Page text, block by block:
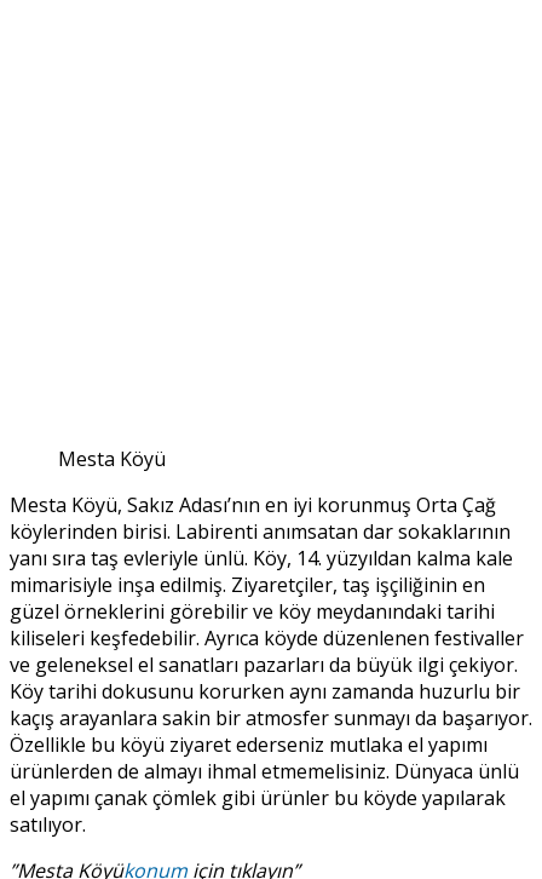
Mesta Köyü
Mesta Köyü, Sakız Adası’nın en iyi korunmuş Orta Çağ
köylerinden birisi. Labirenti anımsatan dar sokaklarının
yanı sıra taş evleriyle ünlü. Köy, 14. yüzyıldan kalma kale
mimarisiyle inşa edilmiş. Ziyaretçiler, taş işçiliğinin en
güzel örneklerini görebilir ve köy meydanındaki tarihi
kiliseleri keşfedebilir. Ayrıca köyde düzenlenen festivaller
ve geleneksel el sanatları pazarları da büyük ilgi çekiyor.
Köy tarihi dokusunu korurken aynı zamanda huzurlu bir
kaçış arayanlara sakin bir atmosfer sunmayı da başarıyor.
Özellikle bu köyü ziyaret ederseniz mutlaka el yapımı
ürünlerden de almayı ihmal etmemelisiniz. Dünyaca ünlü
el yapımı çanak çömlek gibi ürünler bu köyde yapılarak
satılıyor.
”Mesta Köyükonum için tıklayın”